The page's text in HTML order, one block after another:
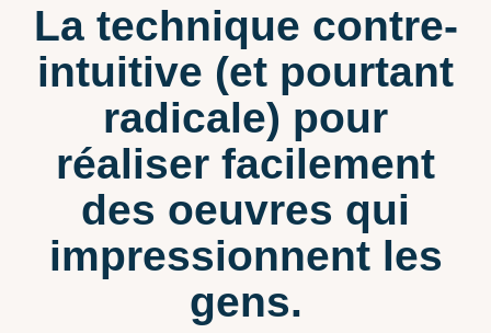
La technique contre-
intuitive (et pourtant
radicale) pour
réaliser facilement
des oeuvres qui
impressionnent les
gens.